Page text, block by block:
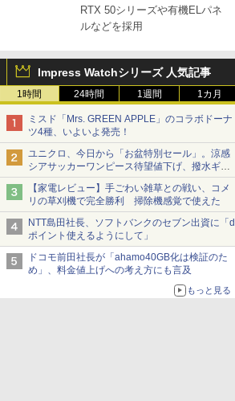
RTX 50シリーズや有機ELパネ
ルなどを採用
Impress Watchシリーズ 人気記事
1時間 24時間 1週間 1カ月
ミスド「Mrs. GREEN APPLE」のコラボドーナ
ツ4種、いよいよ発売！
ユニクロ、今日から「お盆特別セール」。涼感
シアサッカーワンピース待望値下げ、撥水ギア
ショーツは1990円に
【家電レビュー】手ごわい雑草との戦い、コメ
リの草刈機で完全勝利 掃除機感覚で使えた
NTT島田社長、ソフトバンクのセブン出資に「d
ポイント使えるようにして」
ドコモ前田社長が「ahamo40GB化は検証のた
め」、料金値上げへの考え方にも言及
もっと見る